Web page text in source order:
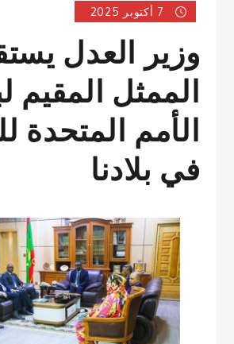
7 أكتوبر 2025
وزير العدل
الممثل المقيم
الأمم المتحدة
في بلادنا